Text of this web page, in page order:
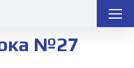
№27